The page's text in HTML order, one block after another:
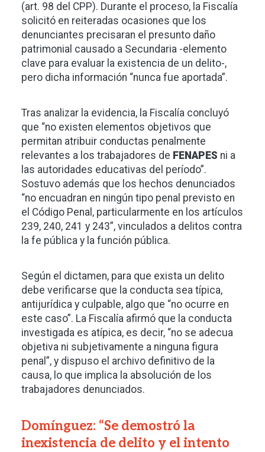
(art. 98 del CPP). Durante el proceso, la Fiscalía
solicitó en reiteradas ocasiones que los
denunciantes precisaran el presunto daño
patrimonial causado a Secundaria -elemento
clave para evaluar la existencia de un delito-,
pero dicha información “nunca fue aportada”.
Tras analizar la evidencia, la Fiscalía concluyó
que “no existen elementos objetivos que
permitan atribuir conductas penalmente
relevantes a los trabajadores de FENAPES ni a
las autoridades educativas del período”.
Sostuvo además que los hechos denunciados
“no encuadran en ningún tipo penal previsto en
el Código Penal, particularmente en los artículos
239, 240, 241 y 243”, vinculados a delitos contra
la fe pública y la función pública.
Según el dictamen, para que exista un delito
debe verificarse que la conducta sea típica,
antijurídica y culpable, algo que “no ocurre en
este caso”. La Fiscalía afirmó que la conducta
investigada es atípica, es decir, “no se adecua
objetiva ni subjetivamente a ninguna figura
penal”, y dispuso el archivo definitivo de la
causa, lo que implica la absolución de los
trabajadores denunciados.
Domínguez: “Se demostró la
inexistencia de delito y el intento